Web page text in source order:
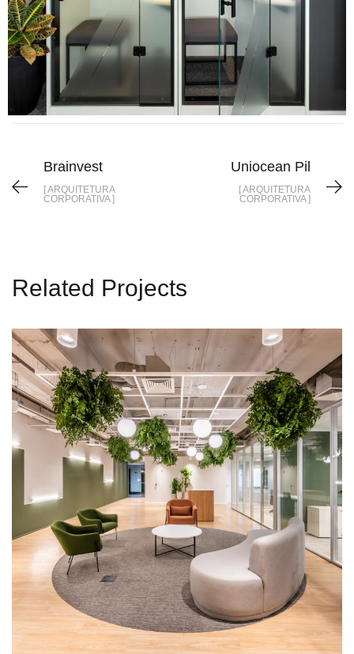
Brainvest
[ ARQUITETURA
CORPORATIVA ]
Uniocean Pil
[ ARQUITETURA
CORPORATIVA ]
Related Projects
Andar Modelo
ARQUITETURA CORPORATIVA